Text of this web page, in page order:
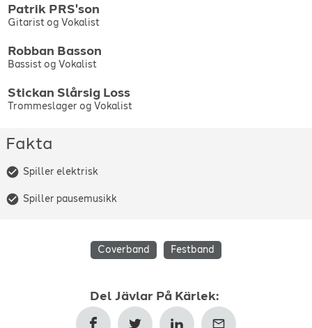
Tomas Ledin-Sommaren är kort
Patrik PRS'son
Gitarist og Vokalist
Robban Basson
Bassist og Vokalist
Stickan Slårsig Loss
Trommeslager og Vokalist
Fakta
Spiller elektrisk
Spiller pausemusikk
Coverband Festband
Del Jävlar På Kärlek: